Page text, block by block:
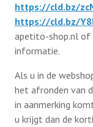
Informatie
Informatie
Info
Partner
Proclaimer
https://cld.bz/
https://cld.bz/
apetito-shop.nl of
informatie.
Als u in de
het afronden van
in aanmerking
u krijgt dan de